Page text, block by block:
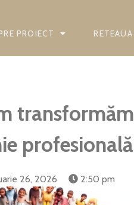
PROIECT
profesională
26, 2026 2:50 pm